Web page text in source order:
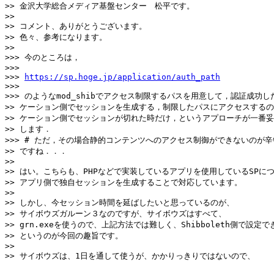
>> 金沢大学総合メディア基盤センター　松平です。
>>
>> コメント、ありがとうございます。
>> 色々、参考になります。
>>
>>> 今のところは，
>>>
>>>
https://sp.hoge.jp/application/auth_path
>>>
>>> のようなmod_shibでアクセス制限するパスを用意して，認証成功し
>> ケーション側でセッションを生成する，制限したパスにアクセスする
>> ケーション側でセッションが切れた時だけ，というアプローチが一番
>> します．
>>> # ただ，その場合静的コンテンツへのアクセス制御ができないのが
>> ですね．．．
>>
>> はい。こちらも、PHPなどで実装しているアプリを使用しているSPに
>> アプリ側で独自セッションを生成することで対応しています。
>>
>> しかし、今セッション時間を延ばしたいと思っているのが、
>> サイボウズガルーン３なのですが、サイボウズはすべて、
>> grn.exeを使うので、上記方法では難しく、Shibboleth側で設定で
>> というのが今回の趣旨です。
>>
>> サイボウズは、1日を通して使うが、かかりっきりではないので、